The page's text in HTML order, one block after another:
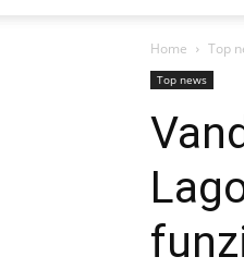
Home Top
Top news